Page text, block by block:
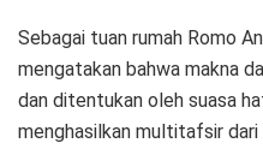
Sebagai tuan rumah Romo
mengatakan bahwa makna
dan ditentukan oleh suasa
menghasilkan multitafsir dari